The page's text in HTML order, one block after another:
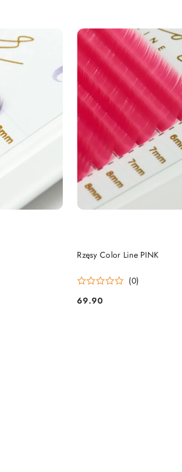
Rzęsy Color Line PINK
(0)
Cena:
69.90
DO